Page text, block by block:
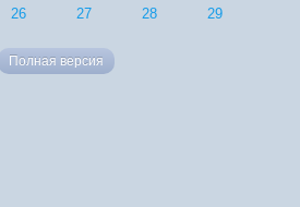
26 27 28
29
Полная версия